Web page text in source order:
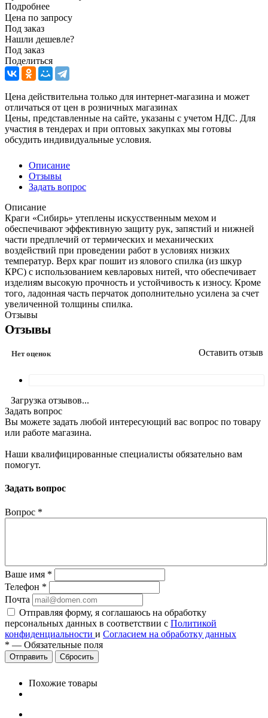
Подробнее
Цена по запросу
Под заказ
Нашли дешевле?
Под заказ
Поделиться
Цена действительна только для интернет-магазина и может
отличаться от цен в розничных магазинах
Цены, представленные на сайте, указаны с учетом НДС. Для
участия в тендерах и при оптовых закупках мы готовы
обсудить индивидуальные условия.
Описание
Отзывы
Задать вопрос
Описание
Краги «Сибирь» утеплены искусственным мехом и
обеспечивают эффективную защиту рук, запястий и нижней
части предплечий от термических и механических
воздействий при проведении работ в условиях низких
температур. Верх краг пошит из ялового спилка (из шкур
КРС) с использованием кевларовых нитей, что обеспечивает
изделиям высокую прочность и устойчивость к износу. Кроме
того, ладонная часть перчаток дополнительно усилена за счет
увеличенной толщины спилка.
Отзывы
Отзывы
Нет оценок Оставить отзыв
Загрузка отзывов...
Задать вопрос
Вы можете задать любой интересующий вас вопрос по товару
или работе магазина.
Наши квалифицированные специалисты обязательно вам
помогут.
Задать вопрос
Вопрос *
Ваше имя *
Телефон *
Почта
Отправляя форму, я соглашаюсь на обработку
персональных данных в соответствии с Политикой
конфиденциальности и Согласием на обработку данных
* — Обязательные поля
Сбросить
Похожие товары